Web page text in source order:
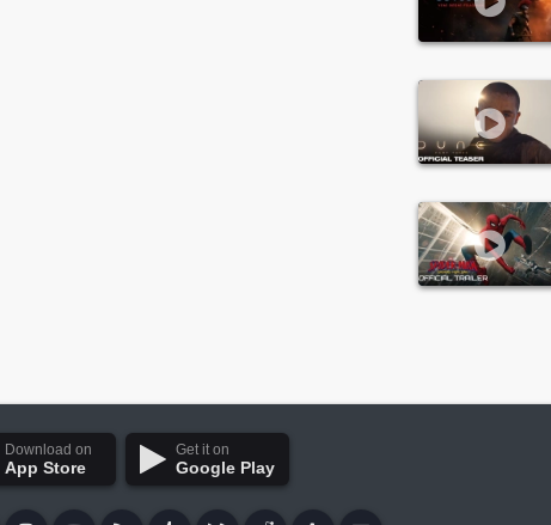
Download on
App Store
Get it on
Google Play